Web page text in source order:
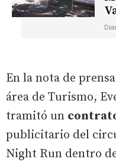
En la nota de
área de Turismo,
tramitó un
publicitario del
Night Run dentro